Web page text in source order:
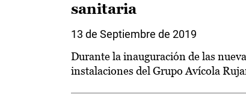
sanitaria
13 de Septiembre de 2019
Durante la inauguración de las
instalaciones del Grupo Avícola